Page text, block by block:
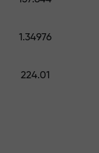
1.34976
224.01